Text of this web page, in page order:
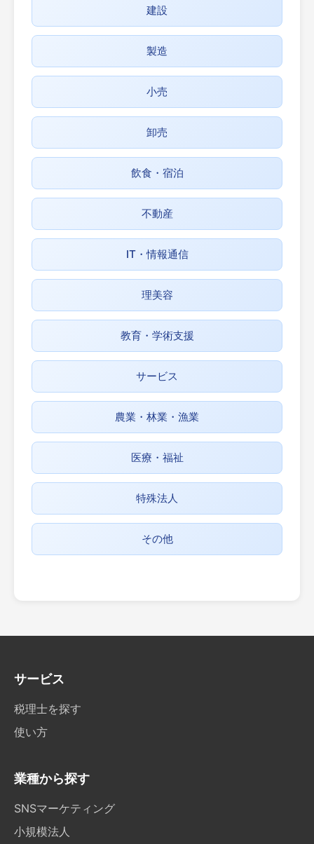
建設
製造
小売
卸売
飲食・宿泊
不動産
IT・情報通信
理美容
教育・学術支援
サービス
農業・林業・漁業
医療・福祉
特殊法人
その他
サービス
税理士を探す
使い方
業種から探す
SNSマーケティング
小規模法人